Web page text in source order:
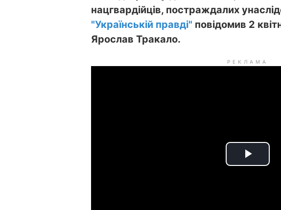
нацгвардійців, постраждалих
"Українській правді" повідомив 2
Ярослав Тракало.
РЕКЛАМА
P